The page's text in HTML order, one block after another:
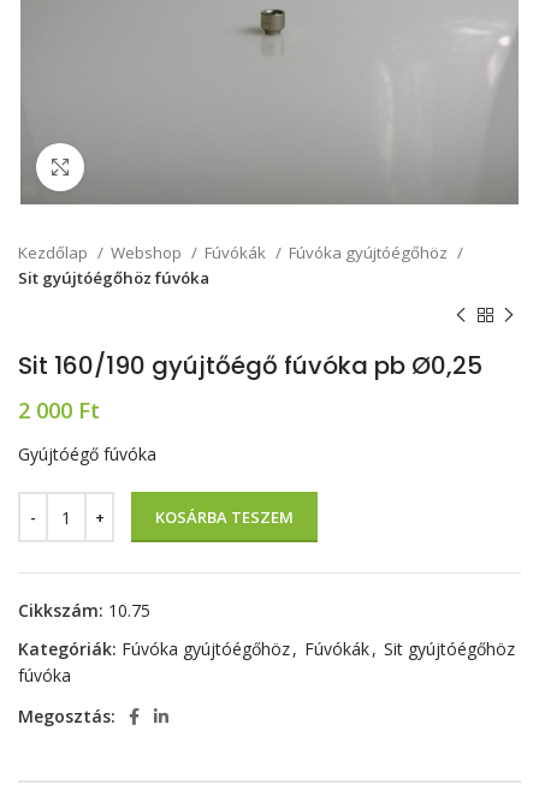
Kezdőlap Webshop Fúvókák
Fúvóka gyújtóégőhöz
Sit gyújtóégőhöz fúvóka
Sit 160/190 gyújtőégő fúvóka pb Ø0,25
2 000 Ft
Gyújtóégő fúvóka
KOSÁRBA TESZEM
Cikkszám: 10.75
Kategóriák: Fúvóka gyújtóégőhöz, Fúvókák, Sit gyújtóégőhöz
fúvóka
Megosztás: